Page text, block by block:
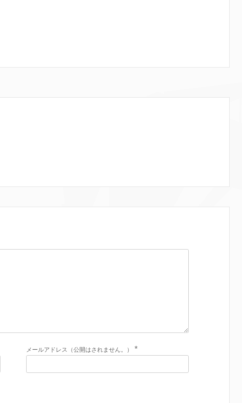
メールアドレス（公開はされません。） *